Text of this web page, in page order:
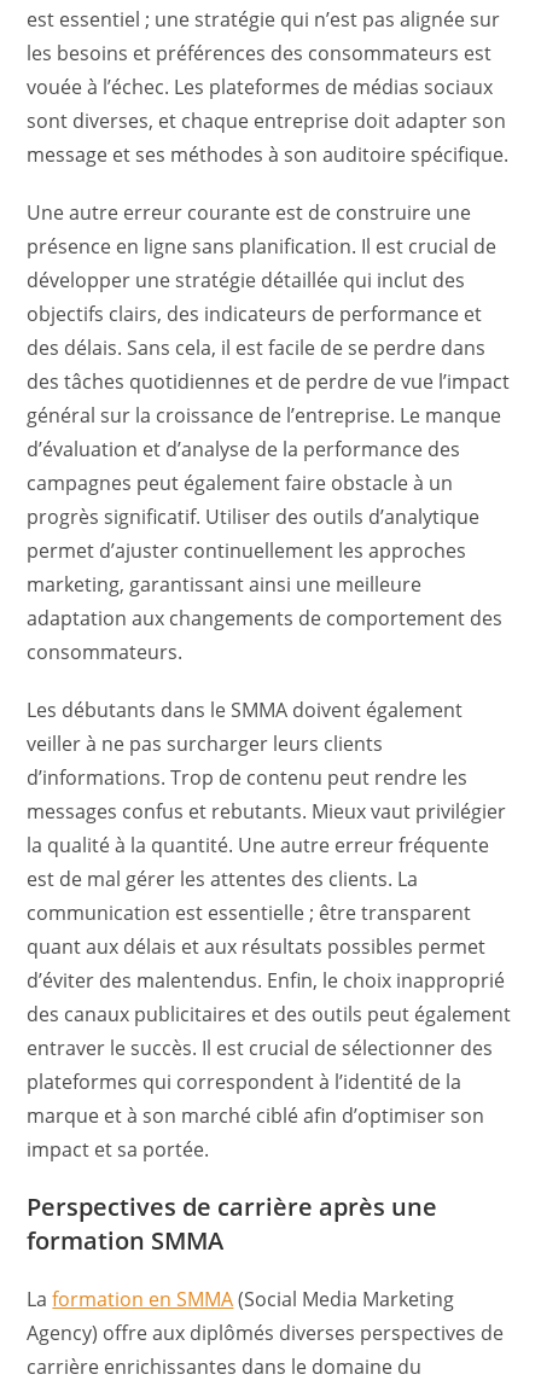
est essentiel ; une stratégie qui n’est pas alignée sur
les besoins et préférences des consommateurs est
vouée à l’échec. Les plateformes de médias sociaux
sont diverses, et chaque entreprise doit adapter son
message et ses méthodes à son auditoire spécifique.
Une autre erreur courante est de construire une
présence en ligne sans planification. Il est crucial de
développer une stratégie détaillée qui inclut des
objectifs clairs, des indicateurs de performance et
des délais. Sans cela, il est facile de se perdre dans
des tâches quotidiennes et de perdre de vue l’impact
général sur la croissance de l’entreprise. Le manque
d’évaluation et d’analyse de la performance des
campagnes peut également faire obstacle à un
progrès significatif. Utiliser des outils d’analytique
permet d’ajuster continuellement les approches
marketing, garantissant ainsi une meilleure
adaptation aux changements de comportement des
consommateurs.
Les débutants dans le SMMA doivent également
veiller à ne pas surcharger leurs clients
d’informations. Trop de contenu peut rendre les
messages confus et rebutants. Mieux vaut privilégier
la qualité à la quantité. Une autre erreur fréquente
est de mal gérer les attentes des clients. La
communication est essentielle ; être transparent
quant aux délais et aux résultats possibles permet
d’éviter des malentendus. Enfin, le choix inapproprié
des canaux publicitaires et des outils peut également
entraver le succès. Il est crucial de sélectionner des
plateformes qui correspondent à l’identité de la
marque et à son marché ciblé afin d’optimiser son
impact et sa portée.
Perspectives de carrière après une
formation SMMA
Laformation en SMMA(Social Media Marketing
Agency) offre aux diplômés diverses perspectives de
carrière enrichissantes dans le domaine du